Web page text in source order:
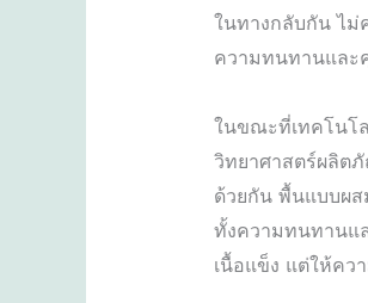
ในทางกลับกัน ไม่
ความทนทานและ
ในขณะที่เทคโนโ
วิทยาศาสตร์ผลิต
ด้วยกัน พื้นแบบผส
ทั้งความทนทานแ
เนื้อแข็ง แต่ให้คว